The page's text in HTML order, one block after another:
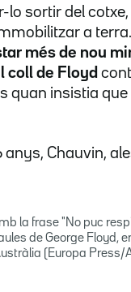
lo sortir del cotxe,
a
més de nou
coll de Floyd
quan insistia que
anys, Chauvin,
la frase "No puc
de George Floyd,
(Europa Press/